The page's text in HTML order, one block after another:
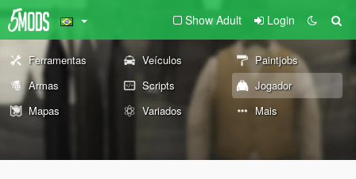
Show Adult Login
Ferramentas Veículos
Paintjobs
Armas
Scripts
Jogador
Mapas
Variados Mais